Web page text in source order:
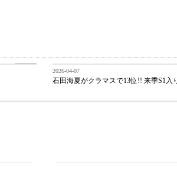
2026-04-07
石田海夏がクラマスで13位!! 来季S1入